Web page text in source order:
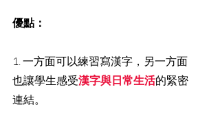
優點：
1. 一方面可以練習寫漢字，另一方面
也讓學生感受漢字與日常生活的緊密
連結。